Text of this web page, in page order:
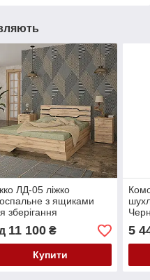
ЛД-05 ліжко
з ящиками
зберігання
11 100₴
Купити
5